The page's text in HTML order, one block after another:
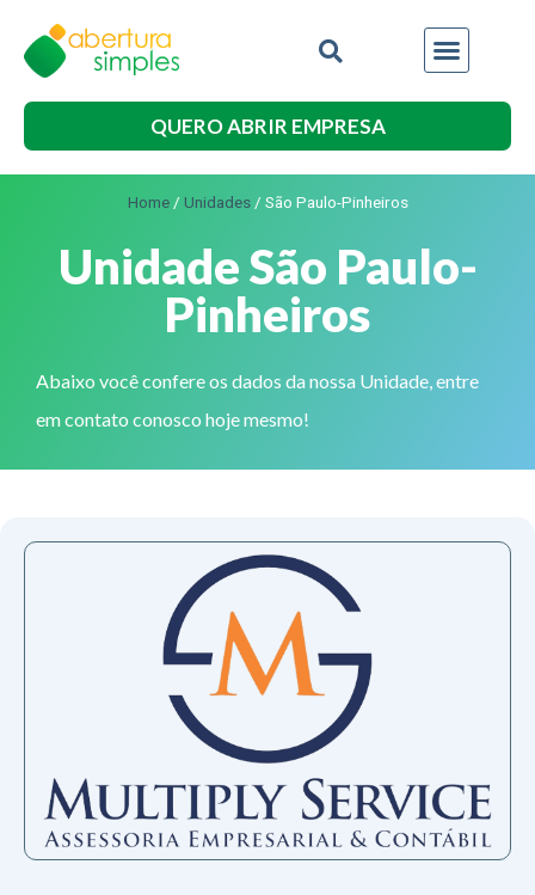
QUERO ABRIR EMPRESA
Home/ Unidades/ São Paulo-Pinheiros
Unidade São Paulo-
Pinheiros
Abaixo você confere os dados da nossa Unidade, entre
em contato conosco hoje mesmo!